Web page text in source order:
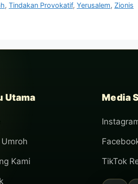
, Tindakan Provokatif, Yerusalem, Zionis
Utama
Kami
Media
TikTok